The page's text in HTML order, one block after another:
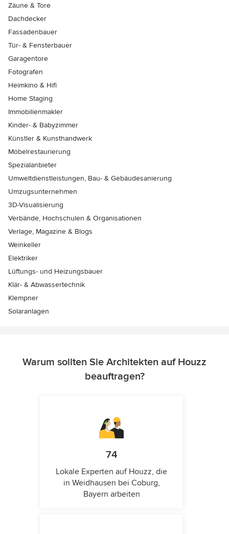
Zäune & Tore
Dachdecker
Fassadenbauer
Tür- & Fensterbauer
Garagentore
Fotografen
Heimkino & Hifi
Home Staging
Immobilienmakler
Kinder- & Babyzimmer
Künstler & Kunsthandwerk
Möbelrestaurierung
Spezialanbieter
Umweltdienstleistungen, Bau- & Gebäudesanierung
Umzugsunternehmen
3D-Visualisierung
Verbände, Hochschulen & Organisationen
Verlage, Magazine & Blogs
Weinkeller
Elektriker
Lüftungs- und Heizungsbauer
Klär- & Abwassertechnik
Klempner
Solaranlagen
Warum sollten Sie Architekten auf Houzz
beauftragen?
74
Lokale Experten auf Houzz, die
in Weidhausen bei Coburg,
Bayern arbeiten